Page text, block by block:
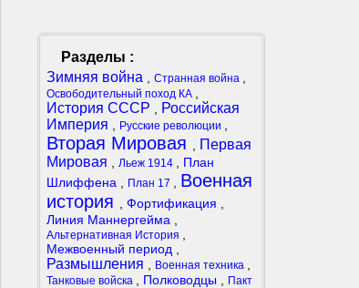
Разделы :
Зимняя война
Странная война
Освободительный поход КА
История СССР
Российская
Империя
Русские революции
Вторая Мировая
Первая
Мировая
Льеж 1914
План
Шлиффена
План 17
Военная
история
Фортификация
Линия Маннергейма
Альтернативная История
Межвоенный период
Размышления Военная техника
Танковые войска Полководцы
Пакт